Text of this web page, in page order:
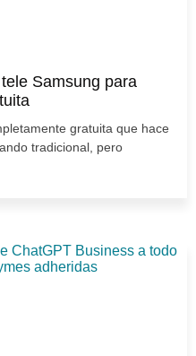
Samsung para
gratuita que hace
tradicional, pero